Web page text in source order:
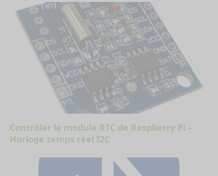
Contrôler le module RTC de Raspberry Pi –
Horloge temps réel I2C